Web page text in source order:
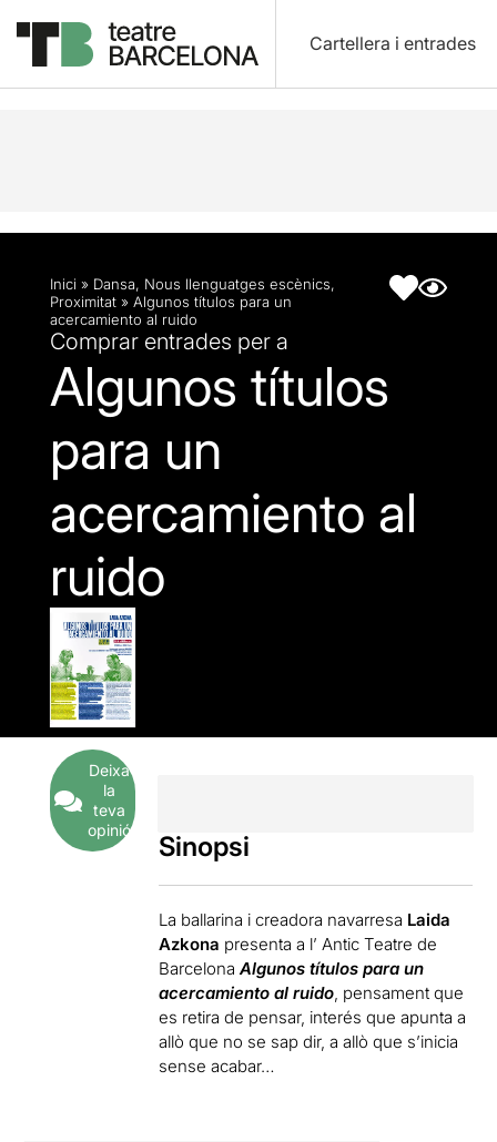
Cartellera i entrades
Descripció Fitxa artística
Inici » Dansa, Nous llenguatges escènics,
Proximitat » Algunos títulos para un
acercamiento al ruido
Comprar entrades per a
Algunos títulos
para un
acercamiento al
ruido
Deixa
la
teva
opinió
Sinopsi
La ballarina i creadora navarresa Laida
Azkona presenta a l’ Antic Teatre de
BarcelonaAlgunos títulos para un
acercamiento al ruido, pensament que
es retira de pensar, interés que apunta a
allò que no se sap dir, a allò que s’inicia
sense acabar…